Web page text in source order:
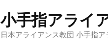
小手指アライ
日本アライアンス教団 小手指